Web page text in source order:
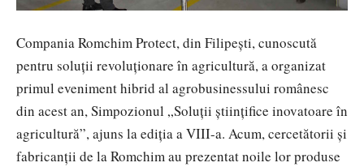
Compania Romchim Protect, din Filipești, cunoscută
pentru soluții revoluționare în agricultură, a organizat
primul eveniment hibrid al agrobusinessului românesc
din acest an, Simpozionul „Soluții științifice inovatoare în
agricultură”, ajuns la ediția a VIII-a. Acum, cercetătorii și
fabricanții de la Romchim au prezentat noile lor produse